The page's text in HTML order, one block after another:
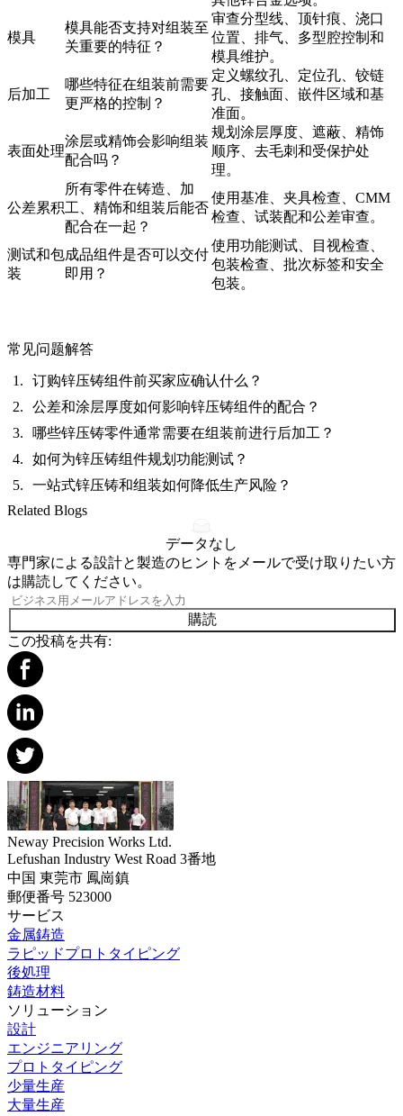
模具
模具能否支持对组装至
关重要的特征？
审查分型线、顶针痕、浇口
位置、排气、多型腔控制和
模具维护。
后加工
哪些特征在组装前需要
更严格的控制？
定义螺纹孔、定位孔、铰链
孔、接触面、嵌件区域和基
准面。
表面处理
涂层或精饰会影响组装
配合吗？
规划涂层厚度、遮蔽、精饰
顺序、去毛刺和受保护处
理。
公差累积
所有零件在铸造、加
工、精饰和组装后能否
配合在一起？
使用基准、夹具检查、CMM
检查、试装配和公差审查。
测试和包
装
成品组件是否可以交付
即用？
使用功能测试、目视检查、
包装检查、批次标签和安全
包装。
常见问题解答
订购锌压铸组件前买家应确认什么？
公差和涂层厚度如何影响锌压铸组件的配合？
哪些锌压铸零件通常需要在组装前进行后加工？
如何为锌压铸组件规划功能测试？
一站式锌压铸和组装如何降低生产风险？
Related Blogs
データなし
専門家による設計と製造のヒントをメールで受け取りたい方
は購読してください。
購読
この投稿を共有:
Neway Precision Works Ltd.
Lefushan Industry West Road 3番地
中国 東莞市 鳳崗鎮
郵便番号 523000
サービス
金属鋳造
ラピッドプロトタイピング
後処理
鋳造材料
ソリューション
設計
エンジニアリング
プロトタイピング
少量生産
大量生産